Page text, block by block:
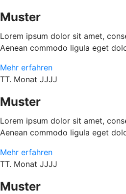
Muster
Lorem ipsum dolor sit amet,
Aenean commodo ligula eget
Mehr erfahren
TT. Monat JJJJ
Muster
Lorem ipsum dolor sit amet,
Aenean commodo ligula eget
Mehr erfahren
TT. Monat JJJJ
Muster